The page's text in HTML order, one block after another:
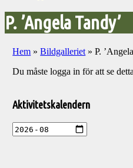
P. ’Angela Tandy’
Hem »Bildgalleriet »P.
Du måste logga in för att se
till
aktiviteter
Aktivitetskalendern